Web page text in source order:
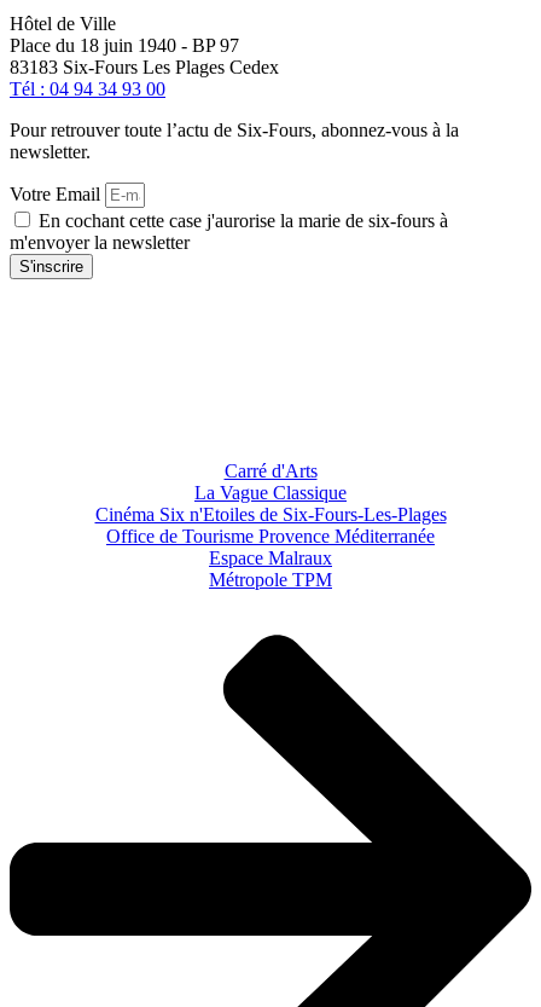
Hôtel de Ville
Place du 18 juin 1940 - BP 97
83183 Six-Fours Les Plages Cedex
Tél : 04 94 34 93 00
Pour retrouver toute l’actu de Six-Fours, abonnez-vous à la
newsletter.
Votre Email
En cochant cette case j'aurorise la marie de six-fours à
m'envoyer la newsletter
S'inscrire
Carré d'Arts
La Vague Classique
Cinéma Six n'Etoiles de Six-Fours-Les-Plages
Office de Tourisme Provence Méditerranée
Espace Malraux
Métropole TPM